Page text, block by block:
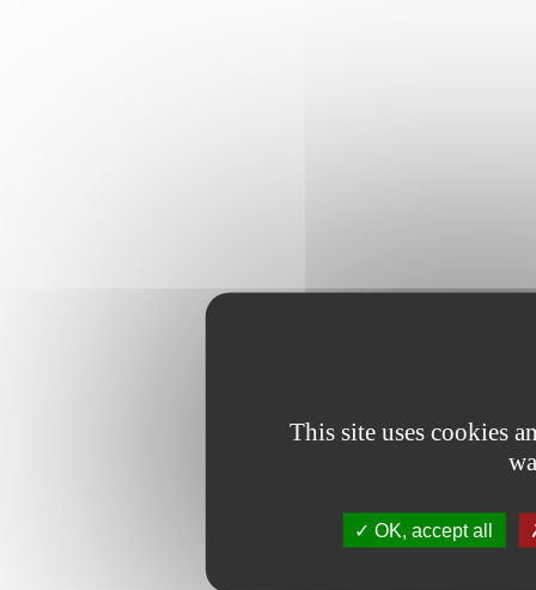
This site uses cookies
OK, accept all